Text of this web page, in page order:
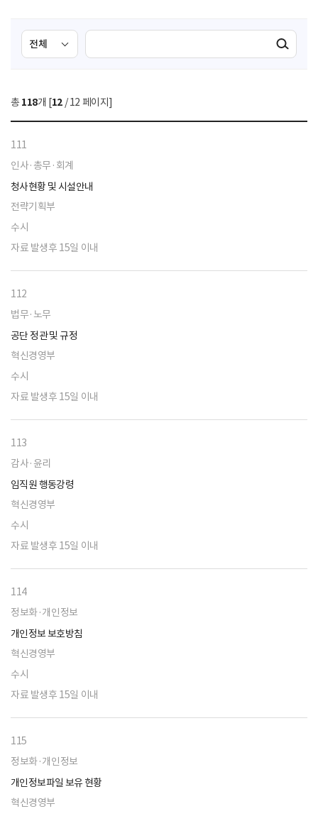
검
색
선
택
색
검색실행
총 118개 [12 / 12 페이지]
111
인사·총무·회계
청사현황 및 시설안내
전략기획부
수시
자료 발생후 15일 이내
112
법무·노무
공단 정관 및 규정
혁신경영부
수시
자료 발생후 15일 이내
113
감사·윤리
임직원 행동강령
혁신경영부
수시
자료 발생후 15일 이내
114
정보화·개인정보
개인정보 보호방침
혁신경영부
수시
자료 발생후 15일 이내
115
정보화·개인정보
개인정보파일 보유 현황
혁신경영부